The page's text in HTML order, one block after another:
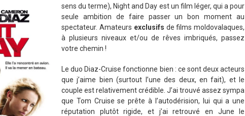
sens du terme), Night and Day est un film léger, qui a pour
seule ambition de faire passer un bon moment au
spectateur. Amateurs exclusifs de films moldovalaques,
à plusieurs niveaux et/ou de rêves imbriqués, passez
votre chemin !
Le duo Diaz-Cruise fonctionne bien : ce sont deux acteurs
que j’aime bien (surtout l’une des deux, en fait), et le
couple est relativement crédible. J’ai trouvé assez sympa
que Tom Cruise se prête à l’autodérision, lui qui a une
réputation plutôt rigide, et j’ai retrouvé en June le